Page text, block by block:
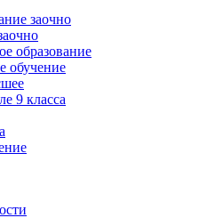
заочно
образование
обучение
9 класса